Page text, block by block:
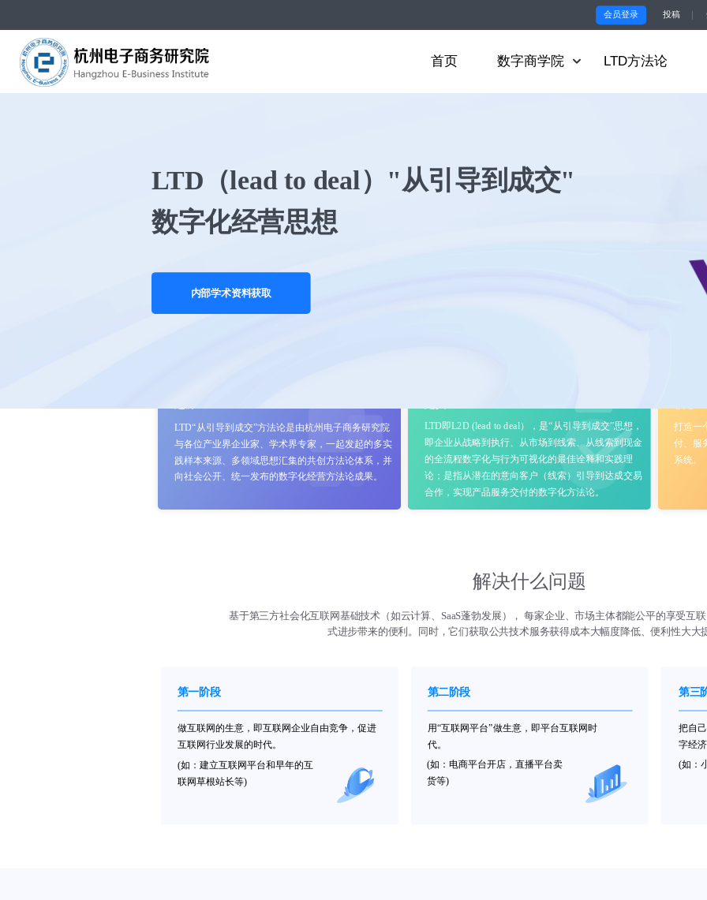
会员登录 投稿
首页 数字商学院 LTD方法论
LTD（lead to deal）"从引导到成交"
数字化经营思想
内部学术资料获取
LTD“从引导到成交”方法论是由杭州电子商务研究院
与各位产业界企业家、学术界专家，一起发起的多实
践样本来源、多领域思想汇集的共创方法论体系，并
向社会公开、统一发布的数字化经营方法论成果。
LTD即L2D (lead to deal），是“从引导到成交”思想，
即企业从战略到执行、从市场到线索、从线索到现金
的全流程数字化与行为可视化的最佳诠释和实践理
论；是指从潜在的意向客户（线索）引导到达成交易
合作，实现产品服务交付的数字化方法论。
打造一
付、服
系统。
解决什么问题
基于第三方社会化互联网基础技术（如云计算、SaaS蓬勃发展）， 每家企业、市场主体都能公平的享受互
式进步带来的便利。同时，它们获取公共技术服务获得成本大幅度降低、便利性大大
第一阶段 第二阶段 第三
做互联网的生意，即互联网企业自由竞争，促进
互联网行业发展的时代。
用“互联网平台”做生意，即平台互联网时
代。
把自
字经
(如：建立互联网平台和早年的互
联网草根站长等)
(如：电商平台开店，直播平台卖
货等)
(如：